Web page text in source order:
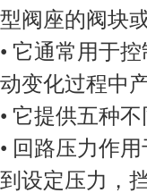
型阀座的阀块
• 它通常用于
动变化过程中
• 它提供五种
• 回路压力作
到设定压力，